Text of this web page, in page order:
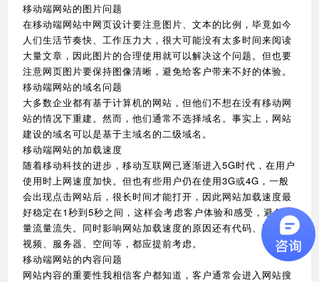
移动端网站的图片问题
在移动端网站中网页设计要注意图片、文本的比例，毕竟如今
人们生活节奏快、工作压力大，很大可能没有太多时间来阅读
大量文章，因此图片的合理使用就可以解决这个问题。但也要
注意网页图片要保持图像清晰，避免给客户带来不好的体验。
移动端网站的域名问题
大多数企业都有基于计算机的网站，但他们不想在没有移动网
站的情况下重建。然而，他们通常不选择域名。事实上，网站
建设的域名可以是基于主域名的二级域名。
移动端网站的加载速度
随着移动科技的进步，移动互联网已逐渐进入5G时代，在用户
使用时上网速度加快。但也有些用户仍在使用3G或4G，一般
会出现点击网站后，很长时间才能打开，因此网站加载速度最
好稳定在1秒到5秒之间，这样会考虑客户体验和感受，避免大
量流量流失。同时影响网站加载速度的原因还有代码、图片、
视频、服务器、空间等，都应提前考虑。
移动端网站的内容问题
网站内容的重要性我相信客户都知道，客户通常会进入网站搜